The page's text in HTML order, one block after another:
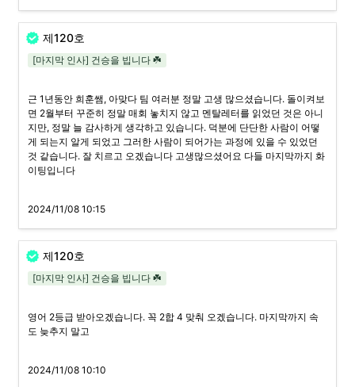
제120호
[마지막 인사] 건승을 빕니다 ☘️
근 1년동안 희훈쌤, 아맞다 팀 여러분 정말 고생 많으셨습니다. 돌이켜보
면 2월부터 꾸준히 정말 매회 놓치지 않고 멘탈레터를 읽었던 것은 아니
지만, 정말 늘 감사하게 생각하고 있습니다. 덕분에 단단한 사람이 어떻
게 되는지 알게 되었고 그러한 사람이 되어가는 과정에 있을 수 있었던
것 같습니다. 잘 치르고 오겠습니다 고생많으셨어요 다들 마지막까지 화
이팅입니다
2024/11/08 10:15
제120호
[마지막 인사] 건승을 빕니다 ☘️
영어 2등급 받아오겠습니다. 꼭 2합 4 맞춰 오겠습니다. 마지막까지 속
도 늦추지 말고
2024/11/08 10:10